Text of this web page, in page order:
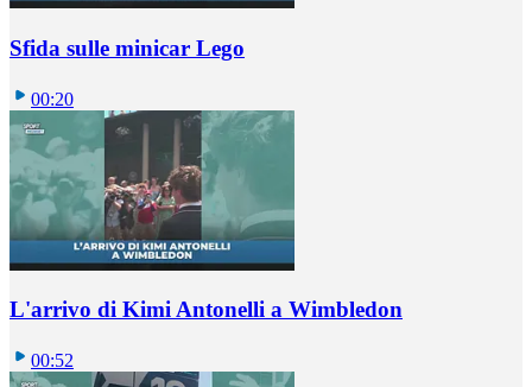
Sfida sulle minicar Lego
00:20
L'arrivo di Kimi Antonelli a Wimbledon
00:52